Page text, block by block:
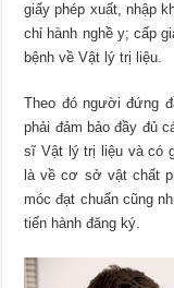
giấy phép xuất, nhập
chỉ hành nghề y; cấp
bệnh về Vật lý trị liệu.
Theo đó người đứng
phải đảm bảo đầy đủ
sĩ Vật lý trị liệu và có
là về cơ sở vật chất
móc đạt chuẩn cũng
tiến hành đăng ký.